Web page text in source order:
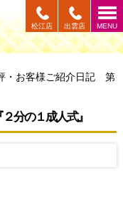
MENU
出雲店
松江店
・お客様ご紹介日記 第
分の１成人式』